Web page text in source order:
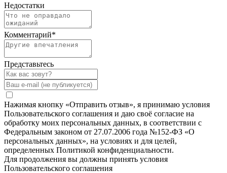
Недостатки
Комментарий*
Представьтесь
Нажимая кнопку «Отправить отзыв», я принимаю условия
Пользовательского соглашения и даю своё согласие на
обработку моих персональных данных, в соответствии с
Федеральным законом от 27.07.2006 года №152-ФЗ «О
персональных данных», на условиях и для целей,
определенных Политикой конфиденциальности.
Для продолжения вы должны принять условия
Пользовательского соглашения